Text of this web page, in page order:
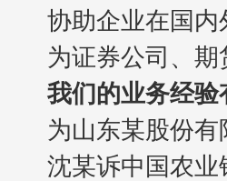
协助企业在国
为证券公司、
我们的业务经验
为山东某股份
沈某诉中国农